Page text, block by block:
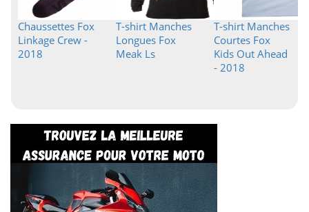
Chaussettes Fox
Linkage Crew -
2018
T-shirt Manches
Longues Fox
Meak Ls
T-shirt Manches
Courtes Fox
Kids Out Ahead
- 2018